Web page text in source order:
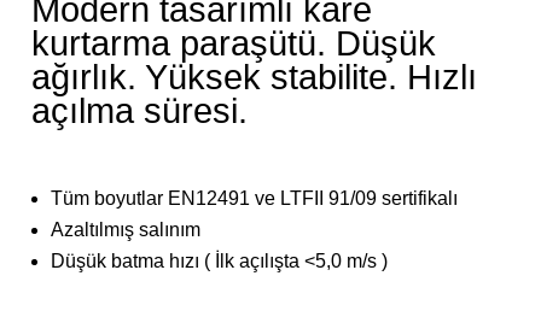
Modern tasarımlı kare
kurtarma paraşütü. Düşük
ağırlık. Yüksek stabilite. Hızlı
açılma süresi.
Tüm boyutlar EN12491 ve LTFII 91/09 sertifikalı
Azaltılmış salınım
Düşük batma hızı ( İlk açılışta <5,0 m/s )